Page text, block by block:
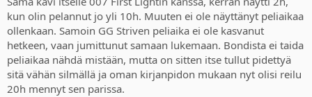
itseasiassa paljon tarkempi tai onki, tuntuu että noi pleikan
valikossa olevat peliajat ovat suuntaa antavia tai jotenkin sinnepäin
ja aina jotenkin joka pätsis tuntuu että ne sotketaan jollain tapaa
jotenkin.
kun olin pelannut jo yli 10h. Muuten ei ole näyttänyt peliaikaa
ollenkaan. Samoin GG Striven peliaika ei ole kasvanut
hetkeen, vaan jumittunut samaan lukemaan. Bondista ei taida
peliaikaa nähdä mistään, mutta on sitten itse tullut pidettyä
sitä vähän silmällä ja oman kirjanpidon mukaan nyt olisi reilu
20h mennyt sen parissa.